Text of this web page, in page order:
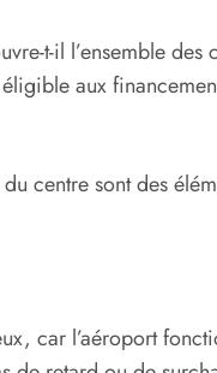
t-il l’ensemble des
aux
centre sont des
car l’aéroport